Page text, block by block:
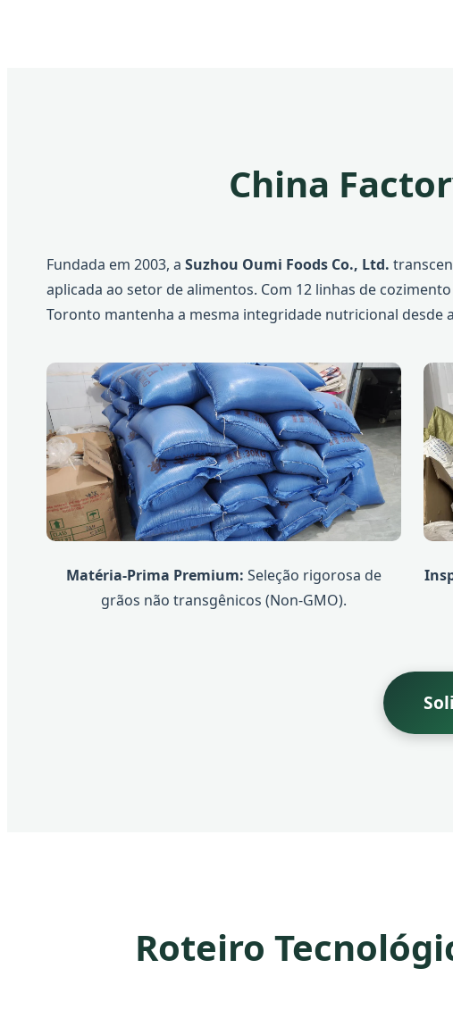
China
Fundada em 2003, a Suzhou Oumi Foods Co., Ltd.
aplicada ao setor de alimentos. Com 12 linhas de
Toronto mantenha a mesma integridade nutricional desde
Matéria-Prima Premium: Seleção rigorosa de
grãos não transgênicos (Non-GMO).
Roteiro